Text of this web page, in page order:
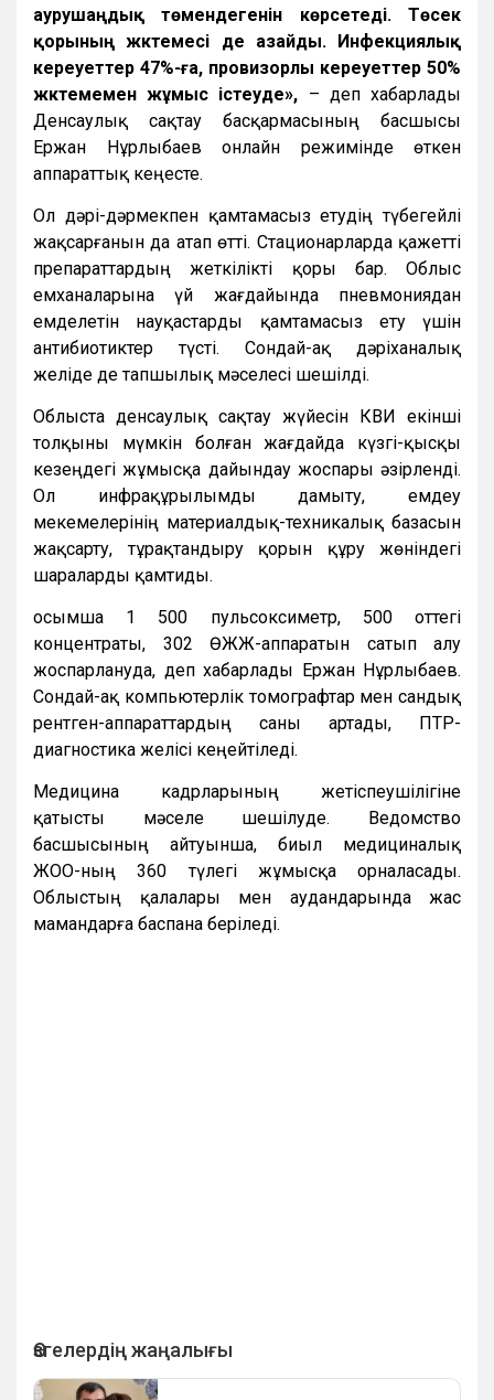
аурушаңдық төмендегенін көрсетеді. Төсек
қорының жүктемесі де азайды. Инфекциялық
кереуеттер 47%-ға, провизорлы кереуеттер 50%
жүктемемен жұмыс істеуде», – деп хабарлады
Денсаулық сақтау басқармасының басшысы
Ержан Нұрлыбаев онлайн режимінде өткен
аппараттық кеңесте.
Ол дәрі-дәрмекпен қамтамасыз етудің түбегейлі
жақсарғанын да атап өтті. Стационарларда қажетті
препараттардың жеткілікті қоры бар. Облыс
емханаларына үй жағдайында пневмониядан
емделетін науқастарды қамтамасыз ету үшін
антибиотиктер түсті. Сондай-ақ дәріханалық
желіде де тапшылық мәселесі шешілді.
Облыста денсаулық сақтау жүйесін КВИ екінші
толқыны мүмкін болған жағдайда күзгі-қысқы
кезеңдегі жұмысқа дайындау жоспары әзірленді.
Ол инфрақұрылымды дамыту, емдеу
мекемелерінің материалдық-техникалық базасын
жақсарту, тұрақтандыру қорын құру жөніндегі
шараларды қамтиды.
Қосымша 1 500 пульсоксиметр, 500 оттегі
концентраты, 302 ӨЖЖ-аппаратын сатып алу
жоспарлануда, деп хабарлады Ержан Нұрлыбаев.
Сондай-ақ компьютерлік томографтар мен сандық
рентген-аппараттардың саны артады, ПТР-
диагностика желісі кеңейтіледі.
Медицина кадрларының жетіспеушілігіне
қатысты мәселе шешілуде. Ведомство
басшысының айтуынша, биыл медициналық
ЖОО-ның 360 түлегі жұмысқа орналасады.
Облыстың қалалары мен аудандарында жас
мамандарға баспана беріледі.